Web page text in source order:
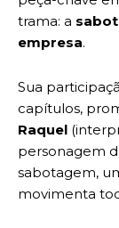
trama: a
empresa.
Sua
capítulos,
Raquel
personagem
sabotagem,
movimenta